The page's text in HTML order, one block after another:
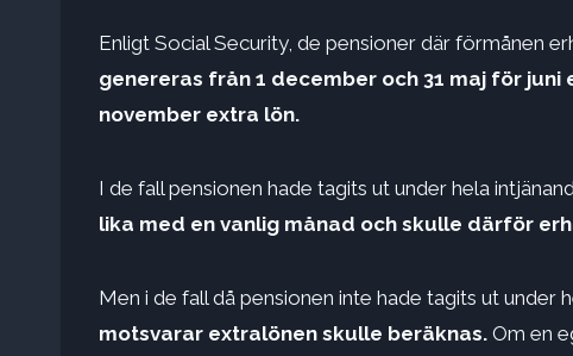
Enligt Social Security, de pensioner där förmånen
genereras från 1 december och 31 maj för juni
november extra lön.
I de fall pensionen hade tagits ut under hela
lika med en vanlig månad och skulle därför
Men i de fall då pensionen inte hade tagits ut under
motsvarar extralönen skulle beräknas. Om en